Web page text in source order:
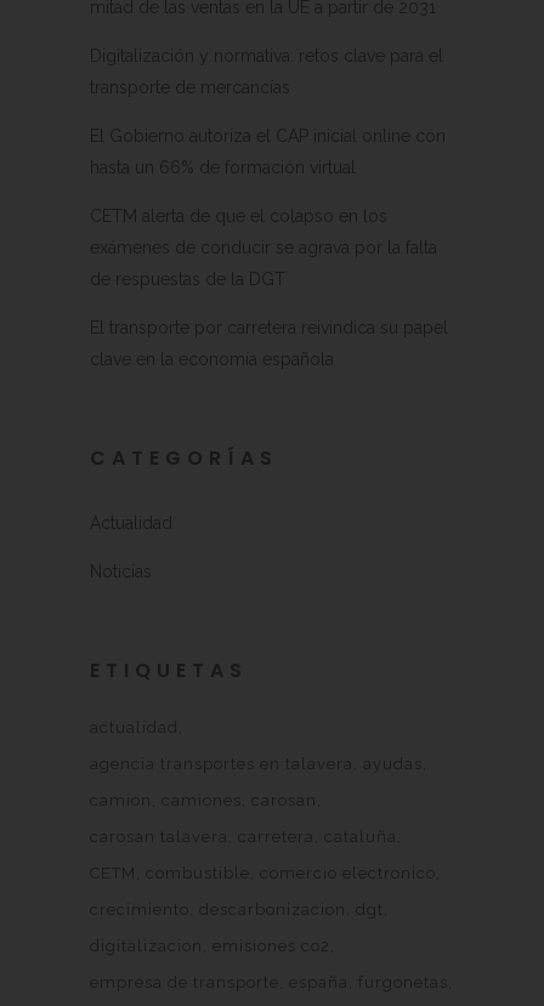
mitad de las ventas en la UE a partir de 2031
Digitalización y normativa: retos clave para el
transporte de mercancías
El Gobierno autoriza el CAP inicial online con
hasta un 66% de formación virtual
CETM alerta de que el colapso en los
exámenes de conducir se agrava por la falta
de respuestas de la DGT
El transporte por carretera reivindica su papel
clave en la economía española
CATEGORÍAS
Actualidad
Noticias
ETIQUETAS
actualidad
agencia transportes en talavera
ayudas
camion
camiones
carosan
carosan talavera
carretera
cataluña
CETM
combustible
comercio electronico
crecimiento
descarbonizacion
dgt
digitalizacion
emisiones co2
empresa de transporte
españa
furgonetas